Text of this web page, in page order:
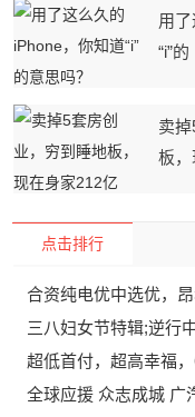
用
“i”的
卖
板，
点击排行
合资纯电优中选优，
三八妇女节特辑;逆行
超低首付，超高幸福
全球应援 众志成城 广